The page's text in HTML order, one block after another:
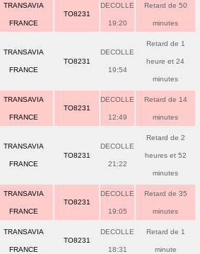
TRANSAVIA
FRANCE
TO8231
DECOLLE
19:20
Retard de 50
minutes
TRANSAVIA
FRANCE
TO8231
DECOLLE
19:54
Retard de 1
heure et 24
minutes
TRANSAVIA
FRANCE
TO8231
DECOLLE
12:49
Retard de 14
minutes
TRANSAVIA
FRANCE
TO8231
DECOLLE
21:22
Retard de 2
heures et 52
minutes
TRANSAVIA
FRANCE
TO8231
DECOLLE
19:05
Retard de 35
minutes
TRANSAVIA
FRANCE
TO8231
DECOLLE
18:31
Retard de 1
minute